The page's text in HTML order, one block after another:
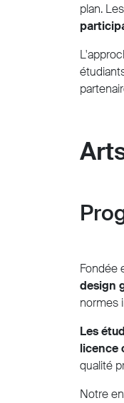
plan.
Fondée
design
normes
Les
licence
qualité
Notre